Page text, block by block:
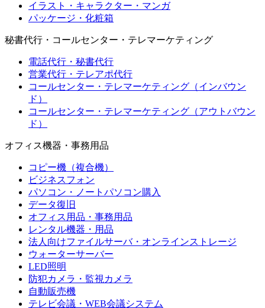
イラスト・キャラクター・マンガ
パッケージ・化粧箱
秘書代行・コールセンター・テレマーケティング
電話代行・秘書代行
営業代行・テレアポ代行
コールセンター・テレマーケティング（インバウン
ド）
コールセンター・テレマーケティング（アウトバウン
ド）
オフィス機器・事務用品
コピー機（複合機）
ビジネスフォン
パソコン・ノートパソコン購入
データ復旧
オフィス用品・事務用品
レンタル機器・用品
法人向けファイルサーバ・オンラインストレージ
ウォーターサーバー
LED照明
防犯カメラ・監視カメラ
自動販売機
テレビ会議・WEB会議システム